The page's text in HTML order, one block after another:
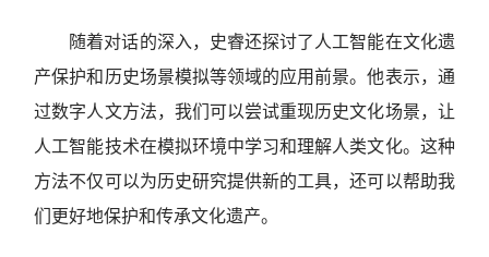
随着对话的深入，史睿还探讨了人工智能在文化遗
产保护和历史场景模拟等领域的应用前景。他表示，通
过数字人文方法，我们可以尝试重现历史文化场景，让
人工智能技术在模拟环境中学习和理解人类文化。这种
方法不仅可以为历史研究提供新的工具，还可以帮助我
们更好地保护和传承文化遗产。